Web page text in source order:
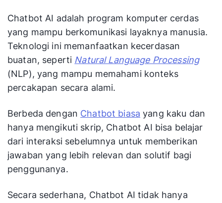
Chatbot AI adalah program komputer cerdas
yang mampu berkomunikasi layaknya manusia.
Teknologi ini memanfaatkan kecerdasan
buatan, seperti Natural Language Processing
(NLP), yang mampu memahami konteks
percakapan secara alami.
Berbeda dengan Chatbot biasa yang kaku dan
hanya mengikuti skrip, Chatbot AI bisa belajar
dari interaksi sebelumnya untuk memberikan
jawaban yang lebih relevan dan solutif bagi
penggunanya.
Secara sederhana, Chatbot AI tidak hanya